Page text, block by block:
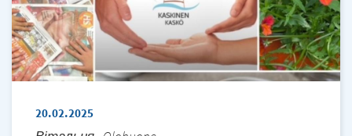
20.02.2025